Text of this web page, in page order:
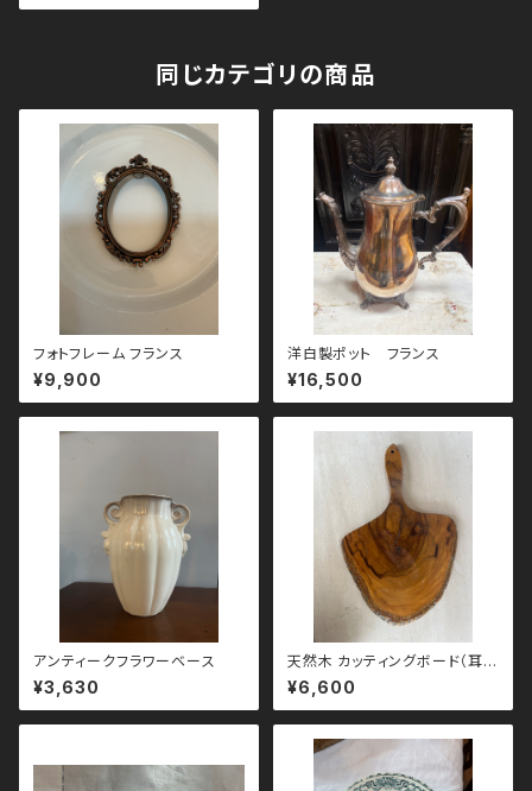
同じカテゴリの商品
フォトフレーム フランス
¥9,900
洋白製ポット フランス
¥16,500
アンティークフラワーベース
¥3,630
天然木 カッティングボード（耳付
き）
¥6,600